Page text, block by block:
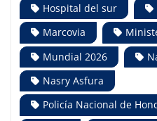
Hospital del sur
Marcovia
Mundial 2026
Nasry Asfura
Policía Nacional de